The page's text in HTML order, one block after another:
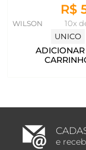
R$
10x
WILSON
UNICO
e